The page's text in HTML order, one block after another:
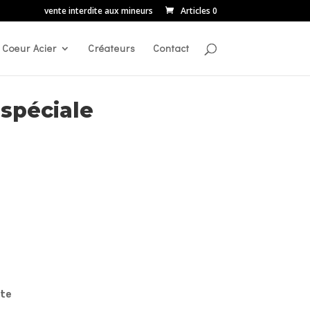
vente interdite aux mineurs Articles 0
Coeur Acier Créateurs Contact